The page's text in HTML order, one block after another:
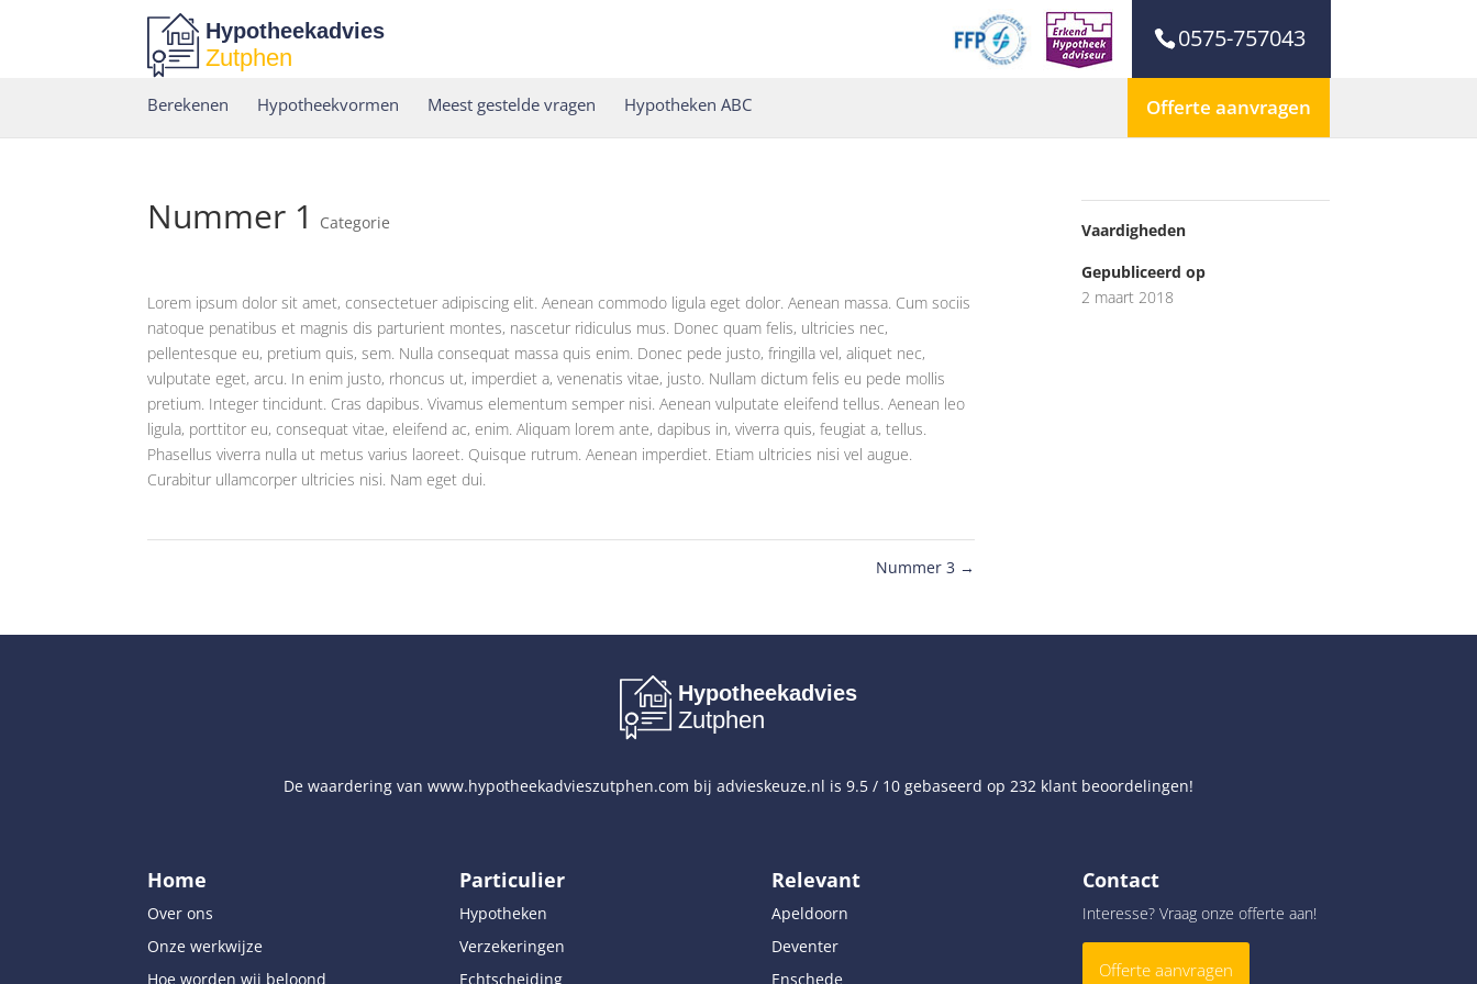
Hypotheekadvies
Zutphen
0575-757043
Berekenen Hypotheekvormen Meest gestelde vragen Hypotheken ABC Offerte aanvragen
Nummer 1 Categorie
Lorem ipsum dolor sit amet, consectetuer adipiscing elit. Aenean commodo ligula eget dolor. Aenean massa. Cum sociis
natoque penatibus et magnis dis parturient montes, nascetur ridiculus mus. Donec quam felis, ultricies nec,
pellentesque eu, pretium quis, sem. Nulla consequat massa quis enim. Donec pede justo, fringilla vel, aliquet nec,
vulputate eget, arcu. In enim justo, rhoncus ut, imperdiet a, venenatis vitae, justo. Nullam dictum felis eu pede mollis
pretium. Integer tincidunt. Cras dapibus. Vivamus elementum semper nisi. Aenean vulputate eleifend tellus. Aenean leo
ligula, porttitor eu, consequat vitae, eleifend ac, enim. Aliquam lorem ante, dapibus in, viverra quis, feugiat a, tellus.
Phasellus viverra nulla ut metus varius laoreet. Quisque rutrum. Aenean imperdiet. Etiam ultricies nisi vel augue.
Curabitur ullamcorper ultricies nisi. Nam eget dui.
Nummer 3 →
Vaardigheden
Gepubliceerd op
2 maart 2018
Hypotheekadvies
Zutphen
De waardering van www.hypotheekadvieszutphen.com bij advieskeuze.nl is 9.5 / 10 gebaseerd op 232 klant beoordelingen!
Home
Over ons
Onze werkwijze
Hoe worden wij beloond
Particulier
Hypotheken
Verzekeringen
Echtscheiding
Relevant
Apeldoorn
Deventer
Enschede
Contact
Interesse? Vraag onze offerte aan!
Offerte aanvragen